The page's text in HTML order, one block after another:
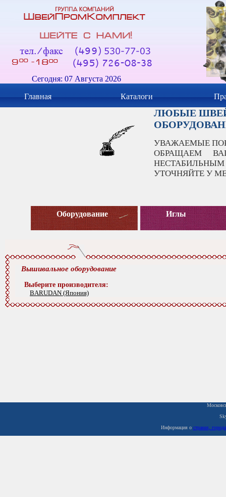
Сегодня: 07 Августа 2026
Главная Каталоги
ЛЮБЫЕ
УВАЖАЕМЫЕ
ОБРАЩАЕМ
УТОЧНЯЙТЕ У
Оборудование Иглы
Вышивальное оборудование
Выберите производителя:
BARUDAN (Япония)
Информация о странах,